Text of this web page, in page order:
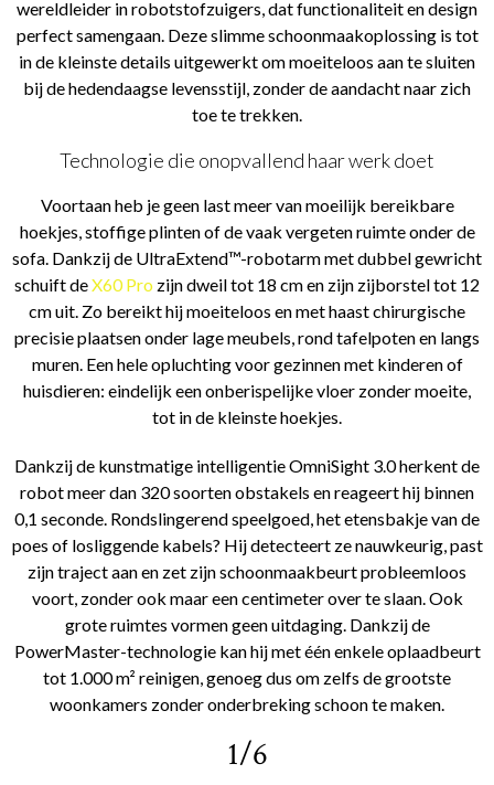
wereldleider in robotstofzuigers, dat functionaliteit en design
perfect samengaan. Deze slimme schoonmaakoplossing is tot
in de kleinste details uitgewerkt om moeiteloos aan te sluiten
bij de hedendaagse levensstijl, zonder de aandacht naar zich
toe te trekken.
Technologie die onopvallend haar werk doet
Voortaan heb je geen last meer van moeilijk bereikbare
hoekjes, stoffige plinten of de vaak vergeten ruimte onder de
sofa. Dankzij de UltraExtend™-robotarm met dubbel gewricht
schuift deX60 Pro zijn dweil tot 18 cm en zijn zijborstel tot 12
cm uit. Zo bereikt hij moeiteloos en met haast chirurgische
precisie plaatsen onder lage meubels, rond tafelpoten en langs
muren. Een hele opluchting voor gezinnen met kinderen of
huisdieren: eindelijk een onberispelijke vloer zonder moeite,
tot in de kleinste hoekjes.
Dankzij de kunstmatige intelligentie OmniSight 3.0 herkent de
robot meer dan 320 soorten obstakels en reageert hij binnen
0,1 seconde. Rondslingerend speelgoed, het etensbakje van de
poes of losliggende kabels? Hij detecteert ze nauwkeurig, past
zijn traject aan en zet zijn schoonmaakbeurt probleemloos
voort, zonder ook maar een centimeter over te slaan. Ook
grote ruimtes vormen geen uitdaging. Dankzij de
PowerMaster-technologie kan hij met één enkele oplaadbeurt
tot 1.000 m² reinigen, genoeg dus om zelfs de grootste
woonkamers zonder onderbreking schoon te maken.
1/6